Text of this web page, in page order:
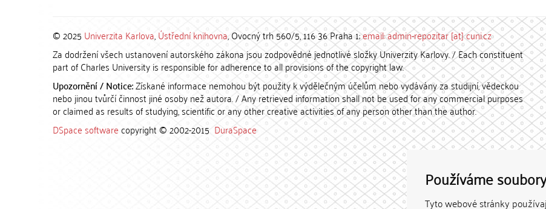
Používáme
Tyto webové stránky
© 2025 Univerzita Karlova,Ústřední knihovna, Ovocný trh 560/5, 116 36 Praha 1;email: admin-repozitar [at] cuni.cz
Za dodržení všech ustanovení autorského zákona jsou zodpovědné jednotlivé složky Univerzity Karlovy. / Each constituent
part of Charles University is responsible for adherence to all provisions of the copyright law.
Upozornění / Notice:Získané informace nemohou být použity k výdělečným účelům nebo vydávány za studijní, vědeckou
nebo jinou tvůrčí činnost jiné osoby než autora. / Any retrieved information shall not be used for any commercial purposes
or claimed as results of studying, scientific or any other creative activities of any person other than the author.
DSpace softwarecopyright © 2002-2015 DuraSpace